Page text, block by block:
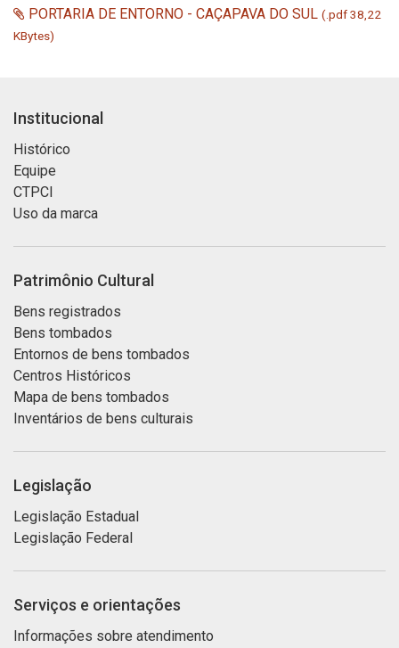
PORTARIA DE ENTORNO - CAÇAPAVA DO SUL (.pdf 38,22
KBytes)
Institucional
Histórico
Equipe
CTPCI
Uso da marca
Patrimônio Cultural
Bens registrados
Bens tombados
Entornos de bens tombados
Centros Históricos
Mapa de bens tombados
Inventários de bens culturais
Legislação
Legislação Estadual
Legislação Federal
Serviços e orientações
Informações sobre atendimento